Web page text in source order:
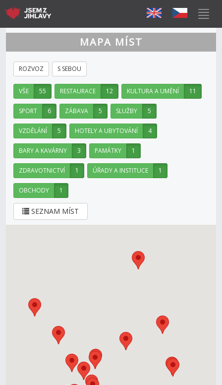
MAPA MÍST
ROZVOZ S SEBOU
VŠE 55 RESTAURACE 12 KULTURA A UMĚNÍ 11
SPORT 6 ZÁBAVA 5 SLUŽBY 5
VZDĚLÁNÍ 5 HOTELY A UBYTOVÁNÍ 4
BARY A KAVÁRNY 3 PAMÁTKY 1
ZDRAVOTNICTVÍ 1 ÚŘADY A INSTITUCE 1
OBCHODY 1
SEZNAM MÍST